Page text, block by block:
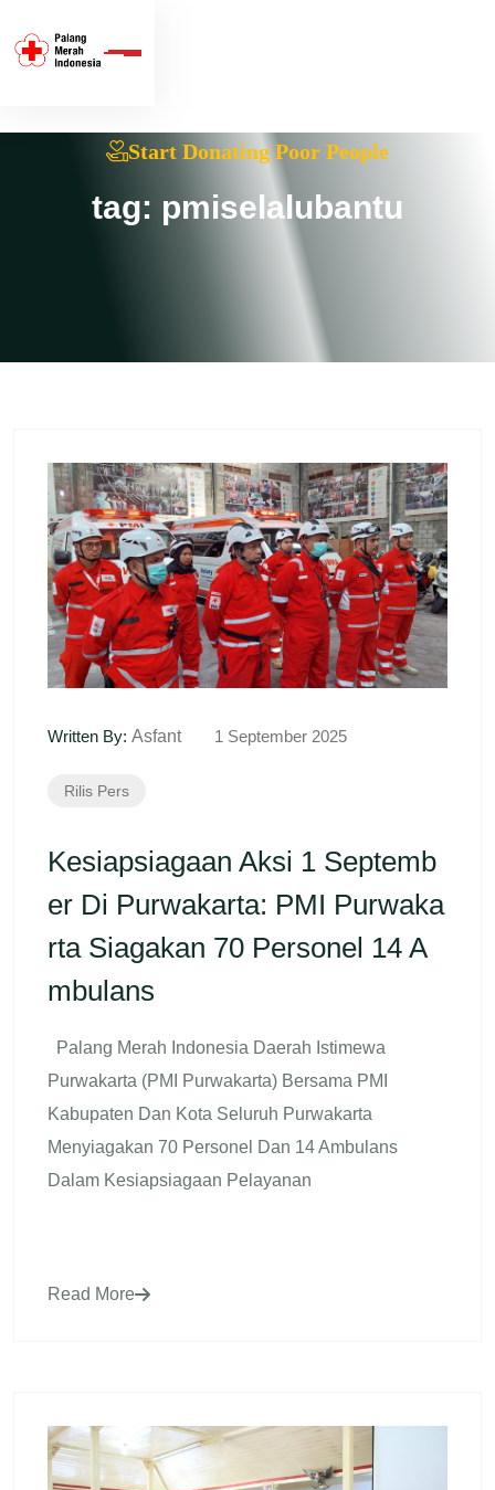
Start Donating Poor People
tag: pmiselalubantu
Written By: Asfant 1 September 2025
Rilis Pers
Kesiapsiagaan Aksi 1 Septemb
Er Di Purwakarta: PMI Purwaka
Rta Siagakan 70 Personel 14 A
Mbulans
Palang Merah Indonesia Daerah Istimewa
Purwakarta (PMI Purwakarta) Bersama PMI
Kabupaten Dan Kota Seluruh Purwakarta
Menyiagakan 70 Personel Dan 14 Ambulans
Dalam Kesiapsiagaan Pelayanan
Read More